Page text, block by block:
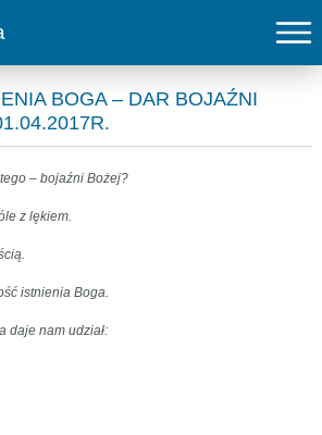
BOGA – DAR BOJAŹNI
– bojaźni Bożej?
z lękiem.
istnienia Boga.
daje nam udział: